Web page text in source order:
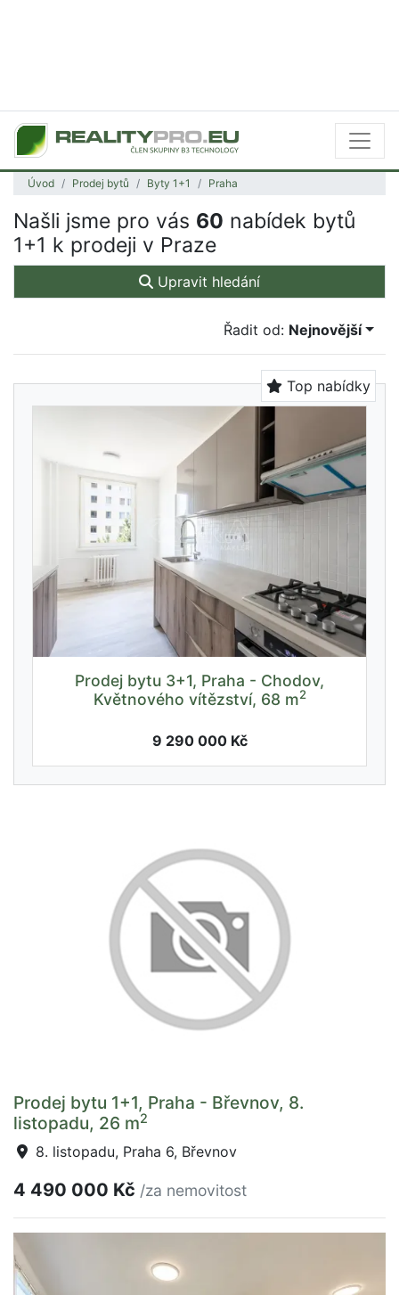
Úvod Prodej bytů Byty 1+1 Praha
Našli jsme pro vás 60 nabídek bytů
1+1 k prodeji v Praze
Upravit hledání
Řadit od: Nejnovější
Top nabídky
Prodej bytu 3+1, Praha - Chodov,
Květnového vítězství, 68 m2
9 290 000 Kč
Prodej bytu 1+1, Praha - Břevnov, 8.
listopadu, 26 m2
8. listopadu, Praha 6, Břevnov
4 490 000 Kč /za nemovitost